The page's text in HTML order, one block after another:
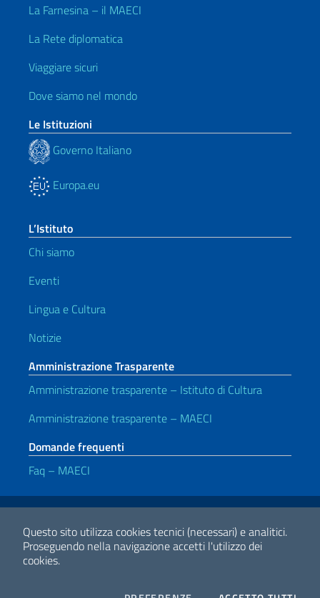
Questo sito utilizza cookies tecnici (necessari) e analitici.
Proseguendo nella navigazione accetti l'utilizzo dei
cookies.
La Farnesina – il MAECI
La Rete diplomatica
Viaggiare sicuri
Dove siamo nel mondo
Le Istituzioni
Governo Italiano
Europa.eu
L’Istituto
Chi siamo
Eventi
Lingua e Cultura
Notizie
Amministrazione Trasparente
Amministrazione trasparente – Istituto di Cultura
Amministrazione trasparente – MAECI
Domande frequenti
Faq – MAECI
Link Utili